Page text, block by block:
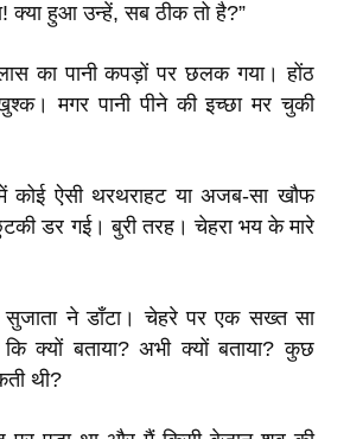
क्या हुआ उन्हें, सब ठीक तो है?”
का पानी कपड़ों पर छलक गया। होंठ
मगर पानी पीने की इच्छा मर चुकी
ऐसी थरथराहट या अजब-सा खौफ
छुटकी डर गई। बुरी तरह। चेहरा भय के मारे
सुजाता ने डाँटा। चेहरे पर एक सख्त सा
क्यों बताया? अभी क्यों बताया? कुछ
थी?